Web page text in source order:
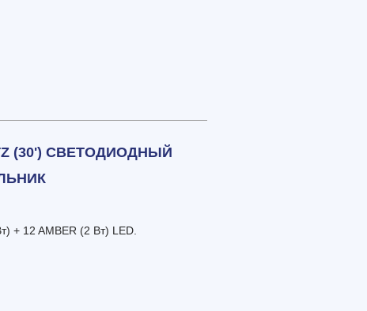
TZ (30') СВЕТОДИОДНЫЙ
+ 12 AMBER (2 Вт) LED.